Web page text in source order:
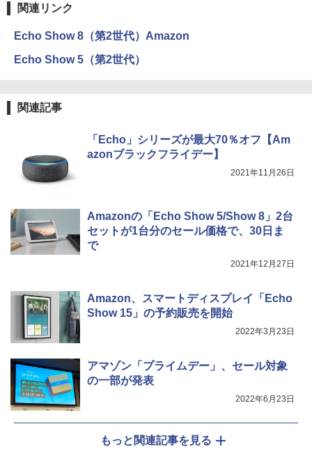
関連リンク
Echo Show 8（第2世代）Amazon
Echo Show 5（第2世代）
関連記事
「Echo」シリーズが最大70％オフ【Am
azonブラックフライデー】
2021年11月26日
Amazonの「Echo Show 5/Show 8」2台
セットが1台分のセール価格で、30日ま
で
2021年12月27日
Amazon、スマートディスプレイ「Echo
Show 15」の予約販売を開始
2022年3月23日
アマゾン「プライムデー」、セール対象
の一部が発表
2022年6月23日
もっと関連記事を見る